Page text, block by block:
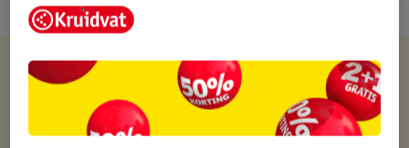
Kruidvat is altijd voordelig
Gratis ophalen in de winkel
Op werkdagen voor 22:00 uur besteld, volgende dag in huis